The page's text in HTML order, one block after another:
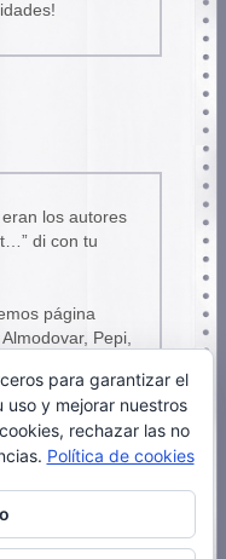
los autores
di con tu
página
Pepi,
tengas
para garantizar el
y mejorar nuestros
rechazar las no
Política de cookies